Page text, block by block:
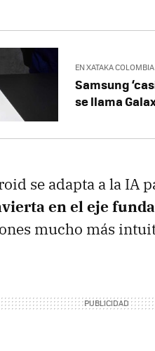
EN XATAKA COLOMBIA
Samsung
se llama
se adapta a la IA
en el eje
mucho más